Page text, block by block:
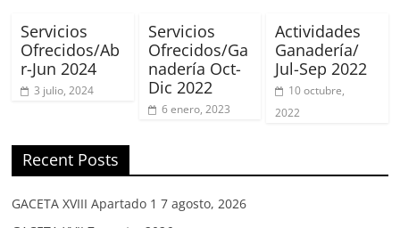
Servicios
Ofrecidos/Ab
r-Jun 2024
3 julio, 2024
Servicios
Ofrecidos/Ga
nadería Oct-
Dic 2022
6 enero, 2023
Actividades
Ganadería/
Jul-Sep 2022
10 octubre,
2022
Recent Posts
GACETA XVIII Apartado 1 7 agosto, 2026